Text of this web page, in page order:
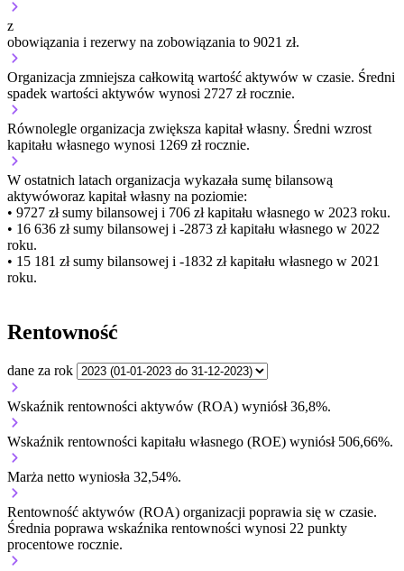
z
obowiązania i rezerwy na zobowiązania to 9021 zł.
Organizacja zmniejsza całkowitą wartość aktywów w czasie. Średni
spadek wartości aktywów wynosi 2727 zł rocznie.
Równolegle organizacja zwiększa kapitał własny. Średni wzrost
kapitału własnego wynosi 1269 zł rocznie.
W ostatnich latach organizacja wykazała sumę bilansową
aktywóworaz kapitał własny na poziomie:
• 9727 złsumy bilansowej i 706 zł kapitału własnego w 2023 roku.
• 16 636 złsumy bilansowej i -2873 zł kapitału własnego w 2022
roku.
• 15 181 złsumy bilansowej i -1832 zł kapitału własnego w 2021
roku.
Rentowność
dane za rok
Wskaźnik rentowności aktywów (ROA) wyniósł 36,8%.
Wskaźnik rentowności kapitału własnego (ROE) wyniósł 506,66%.
Marża netto wyniosła 32,54%.
Rentowność aktywów (ROA) organizacji poprawia się w czasie.
Średnia poprawa wskaźnika rentowności wynosi 22 punkty
procentowe rocznie.